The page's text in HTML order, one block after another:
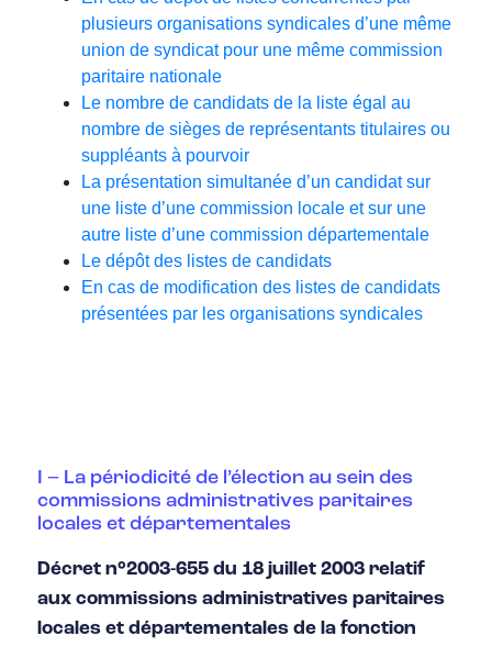
plusieurs organisations syndicales d’une même
union de syndicat pour une même commission
paritaire nationale
Le nombre de candidats de la liste égal au
nombre de sièges de représentants titulaires ou
suppléants à pourvoir
La présentation simultanée d’un candidat sur
une liste d’une commission locale et sur une
autre liste d’une commission départementale
Le dépôt des listes de candidats
En cas de modification des listes de candidats
présentées par les organisations syndicales
I – La périodicité de l’élection au sein des
commissions administratives paritaires
locales et départementales
Décret n°2003-655 du 18 juillet 2003 relatif
aux commissions administratives paritaires
locales et départementales de la fonction